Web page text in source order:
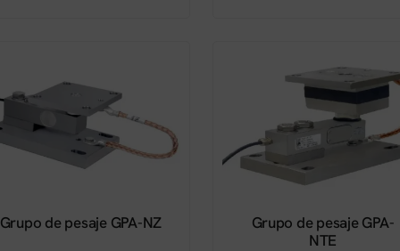
Grupo de pesaje GPA-NZ
Grupo de pesaje GPA-
NTE